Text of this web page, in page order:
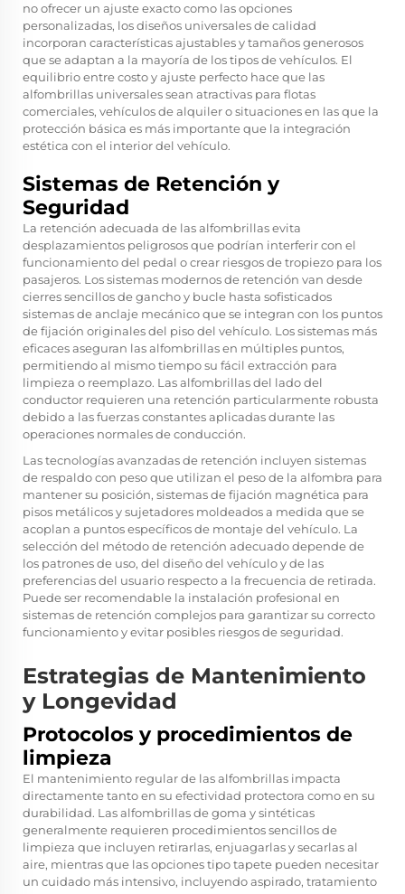
no ofrecer un ajuste exacto como las opciones
personalizadas, los diseños universales de calidad
incorporan características ajustables y tamaños generosos
que se adaptan a la mayoría de los tipos de vehículos. El
equilibrio entre costo y ajuste perfecto hace que las
alfombrillas universales sean atractivas para flotas
comerciales, vehículos de alquiler o situaciones en las que la
protección básica es más importante que la integración
estética con el interior del vehículo.
Sistemas de Retención y
Seguridad
La retención adecuada de las alfombrillas evita
desplazamientos peligrosos que podrían interferir con el
funcionamiento del pedal o crear riesgos de tropiezo para los
pasajeros. Los sistemas modernos de retención van desde
cierres sencillos de gancho y bucle hasta sofisticados
sistemas de anclaje mecánico que se integran con los puntos
de fijación originales del piso del vehículo. Los sistemas más
eficaces aseguran las alfombrillas en múltiples puntos,
permitiendo al mismo tiempo su fácil extracción para
limpieza o reemplazo. Las alfombrillas del lado del
conductor requieren una retención particularmente robusta
debido a las fuerzas constantes aplicadas durante las
operaciones normales de conducción.
Las tecnologías avanzadas de retención incluyen sistemas
de respaldo con peso que utilizan el peso de la alfombra para
mantener su posición, sistemas de fijación magnética para
pisos metálicos y sujetadores moldeados a medida que se
acoplan a puntos específicos de montaje del vehículo. La
selección del método de retención adecuado depende de
los patrones de uso, del diseño del vehículo y de las
preferencias del usuario respecto a la frecuencia de retirada.
Puede ser recomendable la instalación profesional en
sistemas de retención complejos para garantizar su correcto
funcionamiento y evitar posibles riesgos de seguridad.
Estrategias de Mantenimiento
y Longevidad
Protocolos y procedimientos de
limpieza
El mantenimiento regular de las alfombrillas impacta
directamente tanto en su efectividad protectora como en su
durabilidad. Las alfombrillas de goma y sintéticas
generalmente requieren procedimientos sencillos de
limpieza que incluyen retirarlas, enjuagarlas y secarlas al
aire, mientras que las opciones tipo tapete pueden necesitar
un cuidado más intensivo, incluyendo aspirado, tratamiento